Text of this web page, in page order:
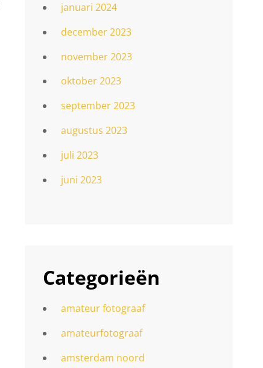
januari 2024
december 2023
november 2023
oktober 2023
september 2023
augustus 2023
juli 2023
juni 2023
Categorieën
amateur fotograaf
amateurfotograaf
amsterdam noord